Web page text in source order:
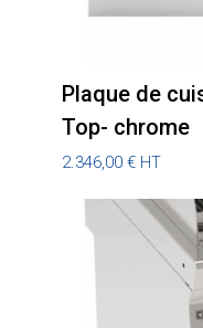
Plaque de
Top- chrome
2.346,00 € HT